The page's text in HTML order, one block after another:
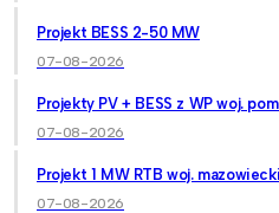
Projekt BESS 2-50 MW
07-08-2026
Projekty PV + BESS z WP woj.
07-08-2026
Projekt 1 MW RTB woj.
07-08-2026